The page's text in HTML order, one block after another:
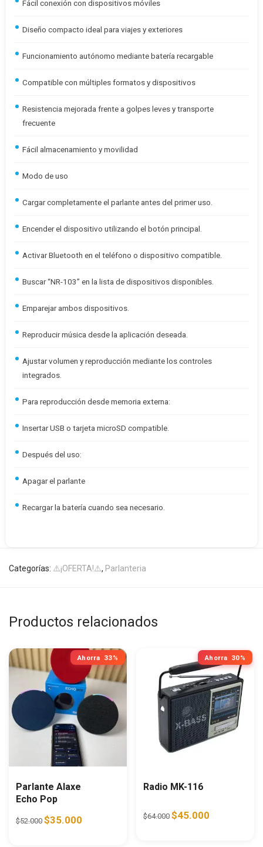
Fácil conexión con dispositivos móviles
Diseño compacto ideal para viajes y exteriores
Funcionamiento autónomo mediante batería recargable
Compatible con múltiples formatos y dispositivos
Resistencia mejorada frente a golpes leves y transporte
frecuente
Fácil almacenamiento y movilidad
Modo de uso
Cargar completamente el parlante antes del primer uso.
Encender el dispositivo utilizando el botón principal.
Activar Bluetooth en el teléfono o dispositivo compatible.
Buscar “NR-103” en la lista de dispositivos disponibles.
Emparejar ambos dispositivos.
Reproducir música desde la aplicación deseada.
Ajustar volumen y reproducción mediante los controles
integrados.
Para reproducción desde memoria externa:
Insertar USB o tarjeta microSD compatible.
Después del uso:
Apagar el parlante
Recargar la batería cuando sea necesario.
Categorías: ⚠️¡OFERTA!⚠️, Parlanteria
Productos relacionados
Ahorra 33%
Parlante Alaxe
Echo Pop
$52.000 Original price was: $52.000.
$35.000 Current price is: $35.000.
Ahorra 30%
Radio MK-116
$64.000 Original price was:
$45.000